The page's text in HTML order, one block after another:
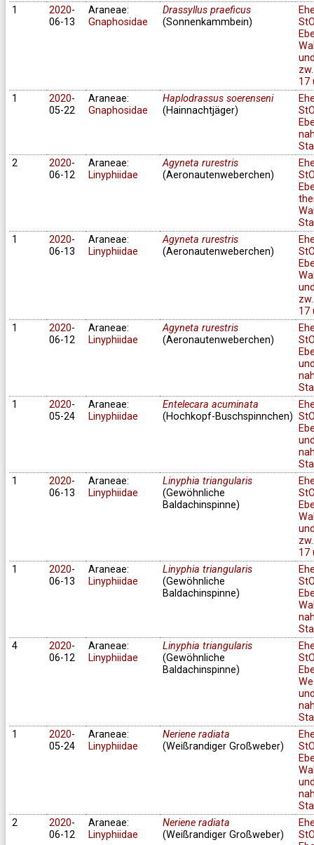
1
2020-
06-13
Araneae:
Gnaphosidae
Drassyllus praeficus
(Sonnenkammbein)
17
1
2020-
05-22
Araneae:
Gnaphosidae
Haplodrassus soerenseni
(Hainnachtjäger)
2
2020-
06-12
Araneae:
Linyphiidae
Agyneta rurestris
(Aeronautenweberchen)
1
2020-
06-13
Araneae:
Linyphiidae
Agyneta rurestris
(Aeronautenweberchen)
17
1
2020-
06-12
Araneae:
Linyphiidae
Agyneta rurestris
(Aeronautenweberchen)
1
2020-
05-24
Araneae:
Linyphiidae
Entelecara acuminata
(Hochkopf-Buschspinnchen)
1
2020-
06-13
Araneae:
Linyphiidae
Linyphia triangularis
(Gewöhnliche
Baldachinspinne)
17
1
2020-
06-13
Araneae:
Linyphiidae
Linyphia triangularis
(Gewöhnliche
Baldachinspinne)
4
2020-
06-12
Araneae:
Linyphiidae
Linyphia triangularis
(Gewöhnliche
Baldachinspinne)
1
2020-
05-24
Araneae:
Linyphiidae
Neriene radiata
(Weißrandiger Großweber)
2
2020-
06-12
Araneae:
Linyphiidae
Neriene radiata
(Weißrandiger Großweber)